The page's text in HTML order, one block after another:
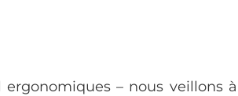
– nous veillons à